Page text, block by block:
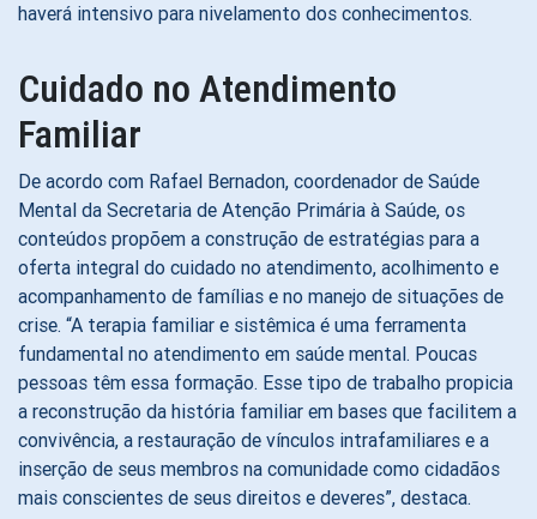
haverá intensivo para nivelamento dos conhecimentos.
Cuidado no Atendimento
Familiar
De acordo com Rafael Bernadon, coordenador de Saúde
Mental da Secretaria de Atenção Primária à Saúde, os
conteúdos propõem a construção de estratégias para a
oferta integral do cuidado no atendimento, acolhimento e
acompanhamento de famílias e no manejo de situações de
crise. “A terapia familiar e sistêmica é uma ferramenta
fundamental no atendimento em saúde mental. Poucas
pessoas têm essa formação. Esse tipo de trabalho propicia
a reconstrução da história familiar em bases que facilitem a
convivência, a restauração de vínculos intrafamiliares e a
inserção de seus membros na comunidade como cidadãos
mais conscientes de seus direitos e deveres”, destaca.